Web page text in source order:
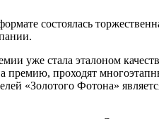
состоялась
уже стала эталоном
премию, проходят
«Золотого Фотона»